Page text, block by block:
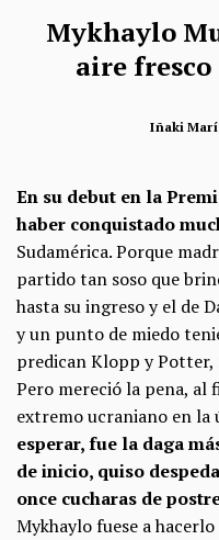
Mykhaylo
aire fresco
Iñaki
En su debut en la
haber conquistado
Sudamérica. Porque
partido tan soso que
hasta su ingreso y el de
y un punto de miedo
predican Klopp y
Pero mereció la pena,
extremo ucraniano en la
esperar, fue la daga
de inicio, quiso
once cucharas de
Mykhaylo fuese a